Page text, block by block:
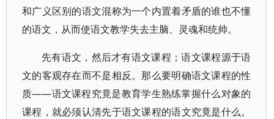
和广义区别的语文混称为一个内置着矛盾的谁也不懂
的语文，从而使语文教学失去主脑、灵魂和统帅。
先有语文，然后才有语文课程；语文课程源于语
文的客观存在而不是相反。那么要明确语文课程的性
质——语文课程究竟是教育学生熟练掌握什么对象的
课程，就必须认清先于语文课程的语文究竟是什么。